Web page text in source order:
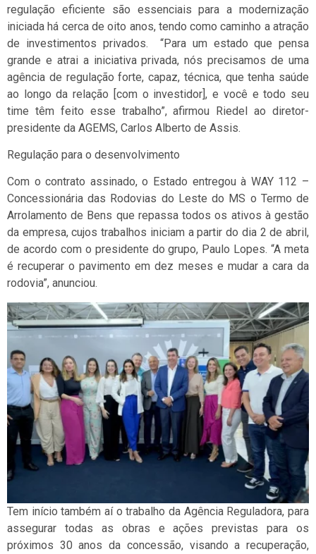
regulação eficiente são essenciais para a modernização
iniciada há cerca de oito anos, tendo como caminho a atração
de investimentos privados. “Para um estado que pensa
grande e atrai a iniciativa privada, nós precisamos de uma
agência de regulação forte, capaz, técnica, que tenha saúde
ao longo da relação [com o investidor], e você e todo seu
time têm feito esse trabalho”, afirmou Riedel ao diretor-
presidente da AGEMS, Carlos Alberto de Assis.
Regulação para o desenvolvimento
Com o contrato assinado, o Estado entregou à WAY 112 –
Concessionária das Rodovias do Leste do MS o Termo de
Arrolamento de Bens que repassa todos os ativos à gestão
da empresa, cujos trabalhos iniciam a partir do dia 2 de abril,
de acordo com o presidente do grupo, Paulo Lopes. “A meta
é recuperar o pavimento em dez meses e mudar a cara da
rodovia”, anunciou.
Tem início também aí o trabalho da Agência Reguladora, para
assegurar todas as obras e ações previstas para os
próximos 30 anos da concessão, visando a recuperação,